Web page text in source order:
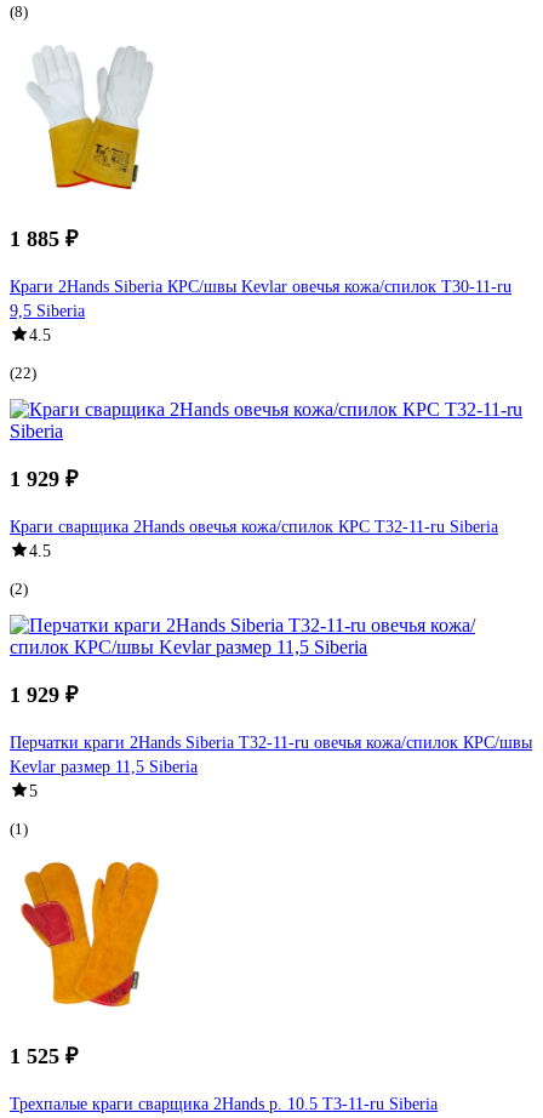
(8)
1 885 ₽
Краги 2Hands Siberia КРС/швы Kevlar овечья кожа/спилок Т30-11-ru
9,5 Siberia
4.5
(22)
1 929 ₽
Краги сварщика 2Hands овечья кожа/спилок КРС Т32-11-ru Siberia
4.5
(2)
1 929 ₽
Перчатки краги 2Hands Siberia Т32-11-ru овечья кожа/спилок КРС/швы
Kevlar размер 11,5 Siberia
5
(1)
1 525 ₽
Трехпалые краги сварщика 2Hands р. 10.5 Т3-11-ru Siberia